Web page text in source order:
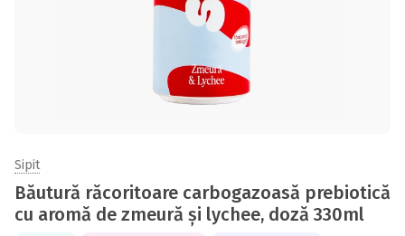
Sipit
Băutură răcoritoare carbogazoasă prebiotică
cu aromă de zmeură și lychee, doză 330ml